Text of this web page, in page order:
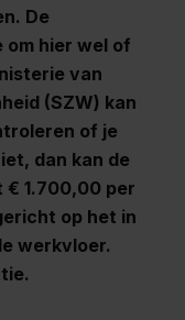
De
hier wel of
van
(SZW) kan
of je
dan kan de
1.700,00 per
op het in
werkvloer.